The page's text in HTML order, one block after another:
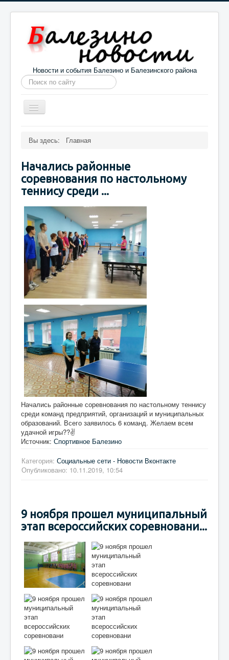
Новости и события Балезино и Балезинского района
Искать...
Toggle
Navigation
Вы здесь: Главная
Начались районные
соревнования по настольному
теннису среди ...
Начались районные соревнования по настольному теннису
среди команд предприятий, организаций и муниципальных
образований. Всего заявилось 6 команд. Желаем всем
удачной игры??✌️
Источник: Спортивное Балезино
Категория: Социальные сети - Новости Вконтакте
Опубликовано: 10.11.2019, 10:54
9 ноября прошел муниципальный
этап всероссийских соревновани...